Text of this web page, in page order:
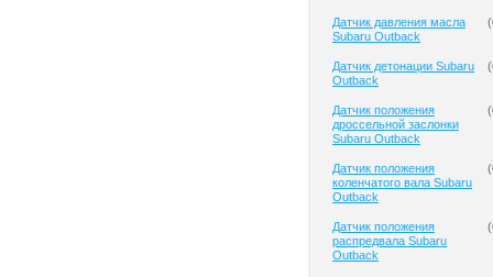
Датчик давления масла
Subaru Outback
(
Датчик детонации Subaru
Outback
(
Датчик положения
дроссельной заслонки
Subaru Outback
(
Датчик положения
коленчатого вала Subaru
Outback
(
Датчик положения
распредвала Subaru
Outback
(